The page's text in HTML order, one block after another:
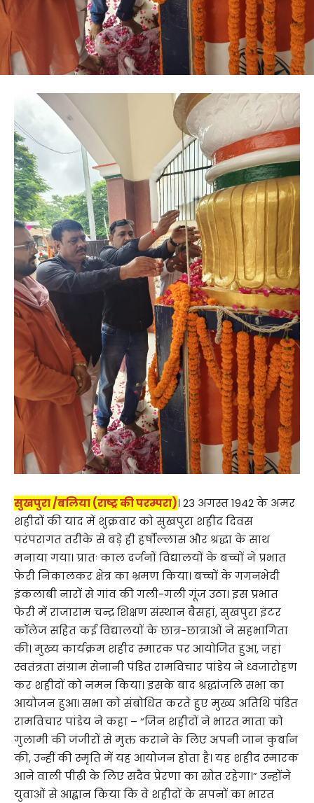
सुखपुरा /बलिया (राष्ट्र की परम्परा)। 23 अगस्त 1942 के अमर
शहीदों की याद में शुक्रवार को सुखपुरा शहीद दिवस
परंपरागत तरीके से बड़े ही हर्षोल्लास और श्रद्धा के साथ
मनाया गया। प्रातः काल दर्जनों विद्यालयों के बच्चों ने प्रभात
फेरी निकालकर क्षेत्र का भ्रमण किया। बच्चों के गगनभेदी
इंकलाबी नारों से गांव की गली-गली गूंज उठा। इस प्रभात
फेरी में राजाराम चन्द्र शिक्षण संस्थान बैसहां, सुखपुरा इंटर
कॉलेज सहित कई विद्यालयों के छात्र-छात्राओं ने सहभागिता
की। मुख्य कार्यक्रम शहीद स्मारक पर आयोजित हुआ, जहां
स्वतंत्रता संग्राम सेनानी पंडित रामविचार पांडेय ने ध्वजारोहण
कर शहीदों को नमन किया। इसके बाद श्रद्धांजलि सभा का
आयोजन हुआ। सभा को संबोधित करते हुए मुख्य अतिथि पंडित
रामविचार पांडेय ने कहा – “जिन शहीदों ने भारत माता को
गुलामी की जंजीरों से मुक्त कराने के लिए अपनी जान कुर्बान
की, उन्हीं की स्मृति में यह आयोजन होता है। यह शहीद स्मारक
आने वाली पीढ़ी के लिए सदैव प्रेरणा का स्रोत रहेगा।” उन्होंने
युवाओं से आह्वान किया कि वे शहीदों के सपनों का भारत